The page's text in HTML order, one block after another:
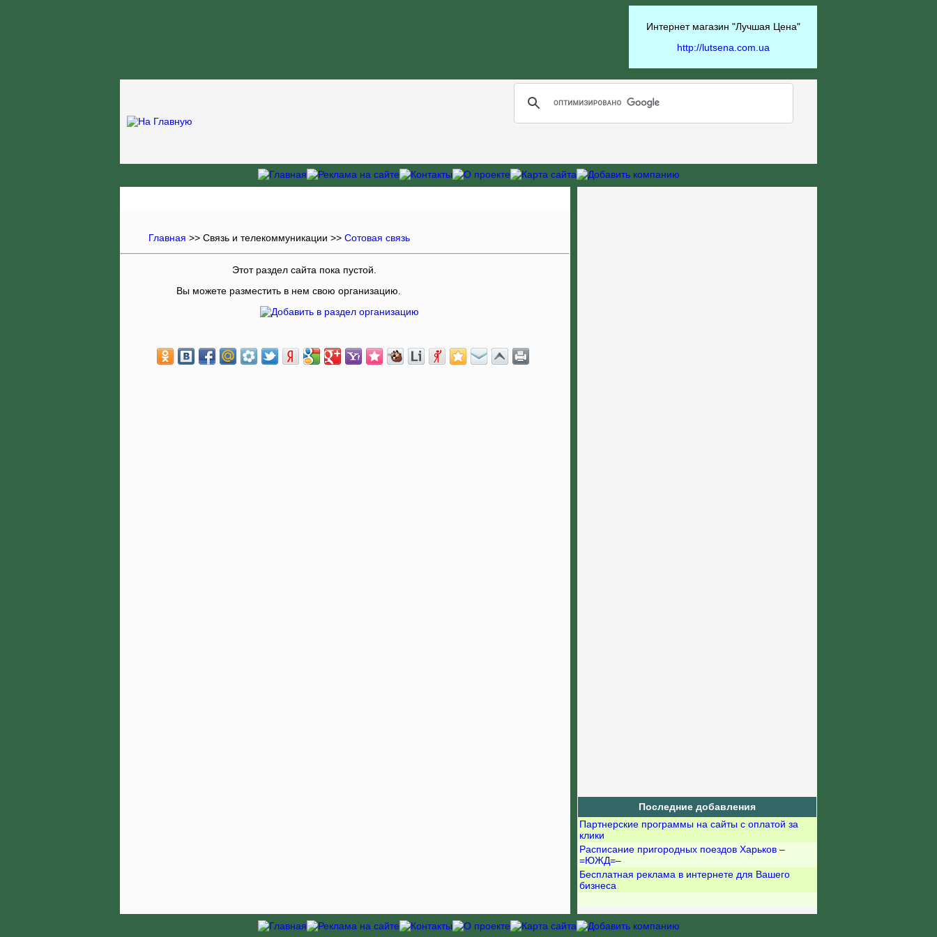
Интернет магазин "Лучшая Цена"
http://lutsena.com.ua
Главная >> Связь и телекоммуникации >> Сотовая связь
Этот раздел сайта пока пустой.
Вы можете разместить в нем свою организацию
Последние добавления
Партнерские программы на сайты с оплатой за
клики
Расписание пригородных поездов Харьков –
=ЮЖД=–
Бесплатная реклама в интернете для Вашего
бизнеса